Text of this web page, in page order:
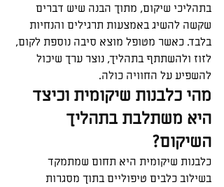
בתהליכי שיקום, מתוך הבנה שיש דברים
שקשה להשיג באמצעות תרגילים והנחיות
בלבד. כאשר מטופל מוצא סיבה נוספת לקום,
לזוז ולהשתתף בתהליך, נוצר ערך שיכול
להשפיע על החוויה כולה.
מהי כלבנות שיקומית וכיצד
היא משתלבת בתהליך
השיקום?
כלבנות שיקומית היא תחום שמתמקד
בשילוב כלבים טיפוליים בתוך מסגרות